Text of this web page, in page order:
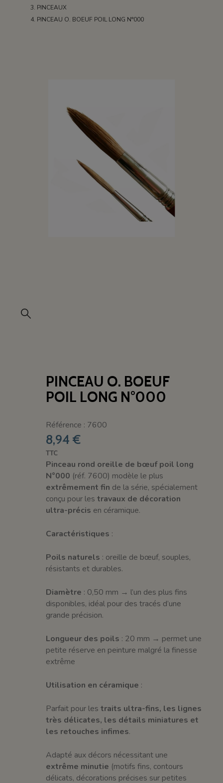
PINCEAUX
PINCEAU O. BOEUF POIL LONG N°000
PINCEAU O. BOEUF
POIL LONG N°000
Référence : 7600
8,94 €
TTC
Pinceau rond oreille de bœuf poil long
N°000 (réf. 7600) modèle le plus
extrêmement fin de la série, spécialement
conçu pour lestravaux de décoration
ultra-précis en céramique.
Caractéristiques :
Poils naturels : oreille de bœuf, souples,
résistants et durables.
Diamètre : 0,50 mm → l’un des plus fins
disponibles, idéal pour des tracés d’une
grande précision.
Longueur des poils : 20 mm → permet une
petite réserve en peinture malgré la finesse
extrême
Utilisation en céramique :
Parfait pour lestraits ultra-fins, les lignes
très délicates, les détails miniatures et
les retouches infimes.
Adapté aux décors nécessitant une
extrême minutie (motifs fins, contours
délicats, décorations précises sur petites